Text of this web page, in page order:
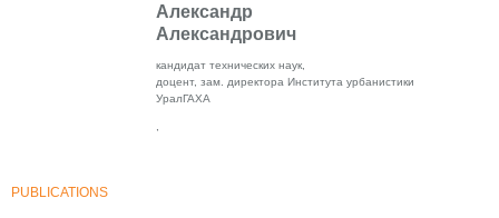
Александр
Александрович
кандидат технических наук,
доцент, зам. директора Института урбанистики
УралГАХА
PUBLICATIONS